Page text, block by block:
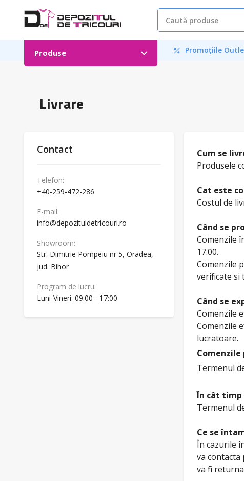
Produse Promoțiile
Livrare
Contact
Telefon:
+40-259-472-286
E-mail:
info@depozituldetricouri.ro
Showroom:
Str. Dimitrie Pompeiu nr 5, Oradea,
jud. Bihor
Program de lucru:
Luni-Vineri: 09:00 - 17:00
Cum se
Produsele
Cat este
Costul de
Când se
Comenzile
17.00.
Comenzile
verificate si
Când se
Comenzile
Comenzile
lucratoare.
Comenzile
Termenul
În cât timp
Termenul
Ce se
În cazurile
va contacta
va fi